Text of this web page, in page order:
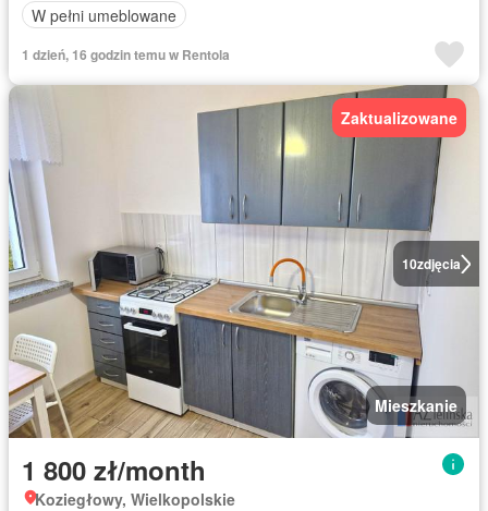
W pełni umeblowane
1 dzień, 16 godzin temu w Rentola
10zdjęcia
Zaktualizowane
Mieszkanie
1 800 zł/month
Koziegłowy, Wielkopolskie